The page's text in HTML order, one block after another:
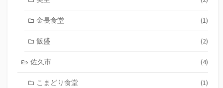
金長食堂 (1)
飯盛 (2)
佐久市 (4)
こまどり食堂 (1)